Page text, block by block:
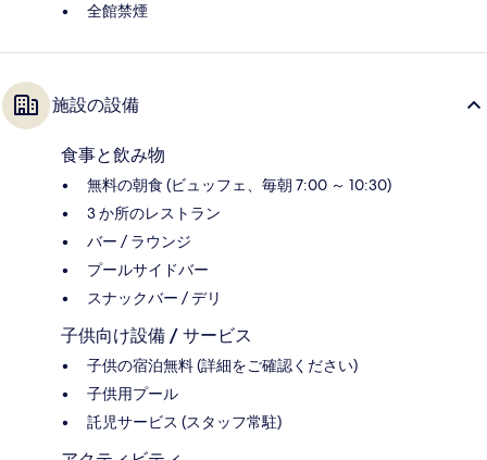
全館禁煙
施設の設備
食事と飲み物
無料の朝食 (ビュッフェ、毎朝 7:00 ～ 10:30)
3 か所のレストラン
バー / ラウンジ
プールサイドバー
スナックバー / デリ
子供向け設備 / サービス
子供の宿泊無料 (詳細をご確認ください)
子供用プール
託児サービス (スタッフ常駐)